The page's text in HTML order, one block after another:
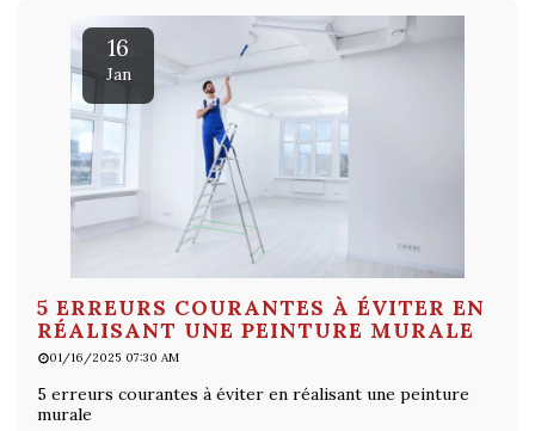
16
Jan
5 ERREURS COURANTES À ÉVITER EN
RÉALISANT UNE PEINTURE MURALE
01/16/2025 07:30 AM
5 erreurs courantes à éviter en réalisant une peinture
murale